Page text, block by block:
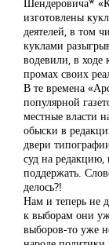
изготовлены
деятелей, в том
куклами
водевили, в ходе
промах своих
В те времена
популярной
местные власти
обыски в
двери
суд на
поддержать.
делось?!
Нам и теперь не
к выборам они
выборов-то уже